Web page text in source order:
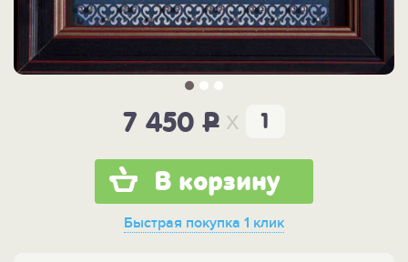
7 450P x
В корзину
Быстрая покупка 1 клик